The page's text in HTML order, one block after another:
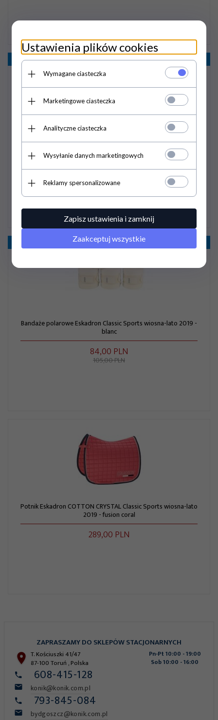
Promocja - 20%
Potnik Eskadron VELVET CRYSTAL Classic Sports wiosna-lato
236,00PLN
Bandaże polarowe Eskadron Classic Sports wiosna-lato 2019 -
blanc
84,00 PLN
105,00 PLN
Potnik Eskadron COTTON CRYSTAL Classic Sports wiosna-lato
2019 - fusion coral
289,00 PLN
608-415-128
konik@konik.com.pl
ZAPRASZAMY DO SKLEPÓW STACJONARNYCH
T. Kościuszki 41/47
87-100Toruń ,Polska
Pn-Pt 10:00 - 19:00
Sob 10:00 - 16:00
793-845-084
bydgoszcz@konik.com.pl
Ustawienia plików cookies
Wymagane ciasteczka
Marketingowe ciasteczka
Analityczne ciasteczka
Wysyłanie danych marketingowych
Reklamy spersonalizowane
Zapisz ustawienia i zamknij
Zaakceptuj wszystkie